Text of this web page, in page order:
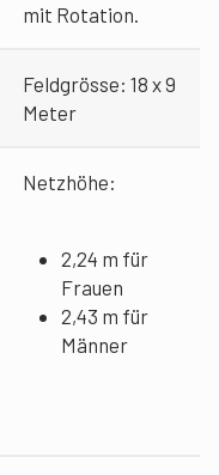
mit Rotation.
Feldgrösse: 18 x 9
Meter
Netzhöhe:
2,24 m für
Frauen
2,43 m für
Männer